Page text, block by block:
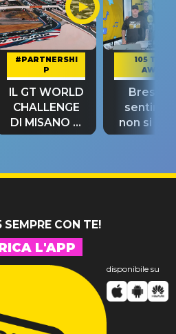
#PARTNERSHI
P
IL GT WORLD
CHALLENGE
DI MISANO si
riconferma
105 TAKE
AWAY
Bresh:
non si
fino alla
SEMPRE CON TE!
L'APP
disponibile su